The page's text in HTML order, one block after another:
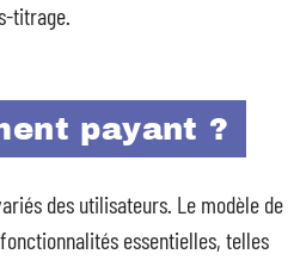
titrage.
payant ?
des utilisateurs. Le modèle de
essentielles, telles